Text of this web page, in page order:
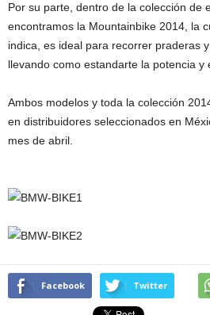
Por su parte, dentro de la colección de
encontramos la Mountainbike 2014, la
indica, es ideal para recorrer praderas
llevando como estandarte la potencia y
Ambos modelos y toda la colección
en distribuidores seleccionados en
mes de abril.
Facebook Twitter